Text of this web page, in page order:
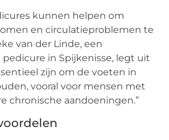
kunnen helpen om
en circulatieproblemen te
van der Linde, een
in Spijkenisse, legt uit
zijn om de voeten in
vooral voor mensen met
chronische aandoeningen.”